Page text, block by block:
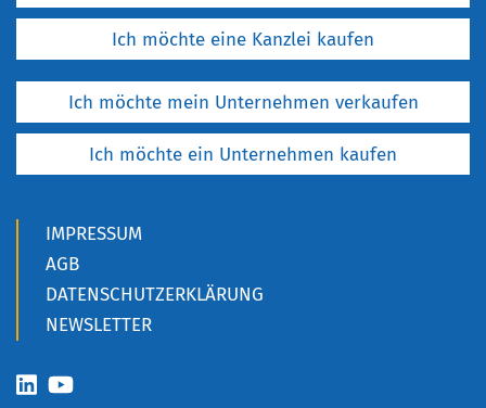
Ich möchte eine Kanzlei kaufen
Ich möchte mein Unternehmen verkaufen
Ich möchte ein Unternehmen kaufen
IMPRESSUM
AGB
DATENSCHUTZERKLÄRUNG
NEWSLETTER